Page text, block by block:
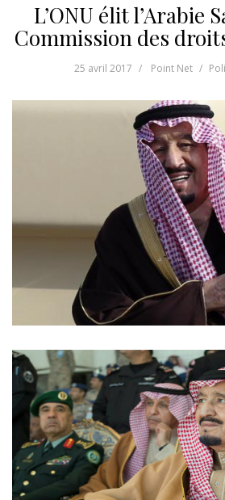
L’ONU élit l’Arabie
Commission des
25 avril 2017 Point Net